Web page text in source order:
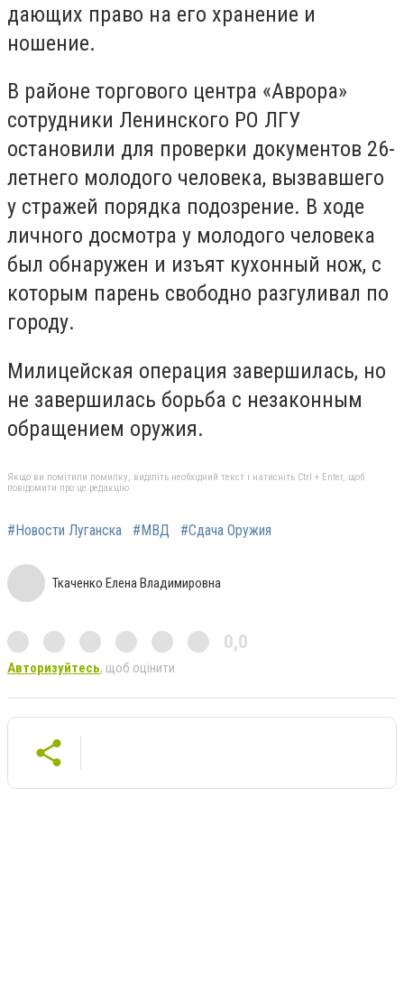
дающих право на его хранение и
ношение.
В районе торгового центра «Аврора»
сотрудники Ленинского РО ЛГУ
остановили для проверки документов 26-
летнего молодого человека, вызвавшего
у стражей порядка подозрение. В ходе
личного досмотра у молодого человека
был обнаружен и изъят кухонный нож, с
которым парень свободно разгуливал по
городу.
Милицейская операция завершилась, но
не завершилась борьба с незаконным
обращением оружия.
Якщо ви помітили помилку, виділіть необхідний текст і натисніть Ctrl + Enter, щоб
повідомити про це редакцію
#Новости Луганска #МВД #Сдача Оружия
Ткаченко Елена Владимировна
0,0
Авторизуйтесь, щоб оцінити